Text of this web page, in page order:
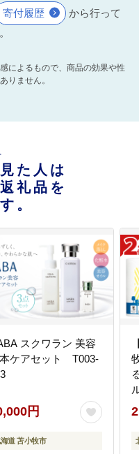
寄付履歴
から行って
によるもので、商品の効果や性
りません。
た人は
礼品を
。
スクワラン 美容
ケアセット T003-
円
道 苫小牧市